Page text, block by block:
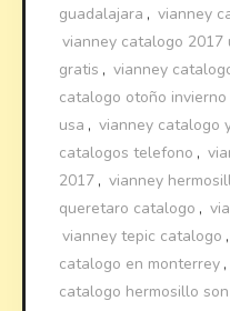
guadalajara , vianney
vianney catalogo 2017
gratis , vianney
catalogo otoño
usa , vianney catalogo
catalogos telefono ,
2017 , vianney
queretaro catalogo ,
vianney tepic catalogo ,
catalogo en monterrey ,
catalogo hermosillo son